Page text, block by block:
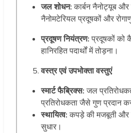
जल शोधन:कार्बन नैनोट्यूब
नैनोमटेरियल प्रदूषकों और
प्रदूषण नियंत्रण:प्रदूषकों को
हानिरहित पदार्थों में तोड़ना।
वस्त्र एवं उपभोक्ता वस्तुएं
स्मार्ट फैब्रिक्स:जल
प्रतिरोधकता जैसे गुण प्रदान
स्थायित्व:कपड़े की मजबूती और
सुधार।